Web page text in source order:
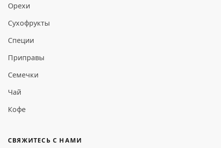
Орехи
Сухофрукты
Специи
Приправы
Семечки
Чай
Кофе
СВЯЖИТЕСЬ С НАМИ